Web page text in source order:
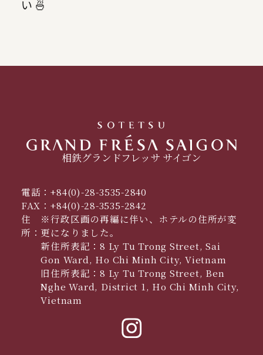
い 🍜
相鉄グランドフレッサ サイゴン
電話：+84(0)-28-3535-2840
FAX： +84(0)-28-3535-2842
住
所：
※行政区画の再編に伴い、ホテルの住所が変
更になりました。
新住所表記：8 Ly Tu Trong Street, Sai
Gon Ward, Ho Chi Minh City, Vietnam
旧住所表記：8 Ly Tu Trong Street, Ben
Nghe Ward, District 1, Ho Chi Minh City,
Vietnam